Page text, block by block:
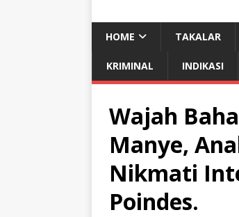
HOME TAKALAR
KRIMINAL INDIKASI
Wajah
Manye,
Nikmati
Poindes.